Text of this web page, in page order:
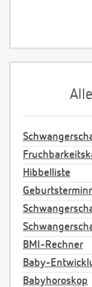
Hibbelliste
BMI-Rechner
Baby-
Babyhoroskop